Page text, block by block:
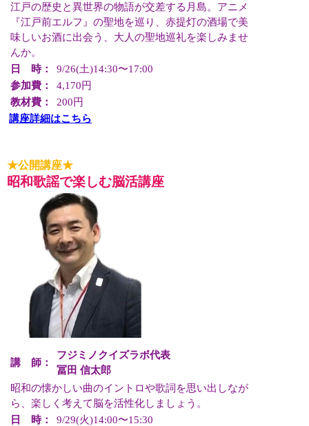
江戸の歴史と異世界の物語が交差する月島。アニメ
『江戸前エルフ』の聖地を巡り、赤提灯の酒場で美
味しいお酒に出会う、大人の聖地巡礼を楽しみませ
んか。
日 時：
9/26(土)14:30〜17:00
参加費：
4,170円
教材費：
200円
講座詳細はこちら
★公開講座★
昭和歌謡で楽しむ脳活講座
講 師：
フジミノクイズラボ代表
冨田 信太郎
昭和の懐かしい曲のイントロや歌詞を思い出しなが
ら、楽しく考えて脳を活性化しましょう。
日 時：
9/29(火)14:00〜15:30